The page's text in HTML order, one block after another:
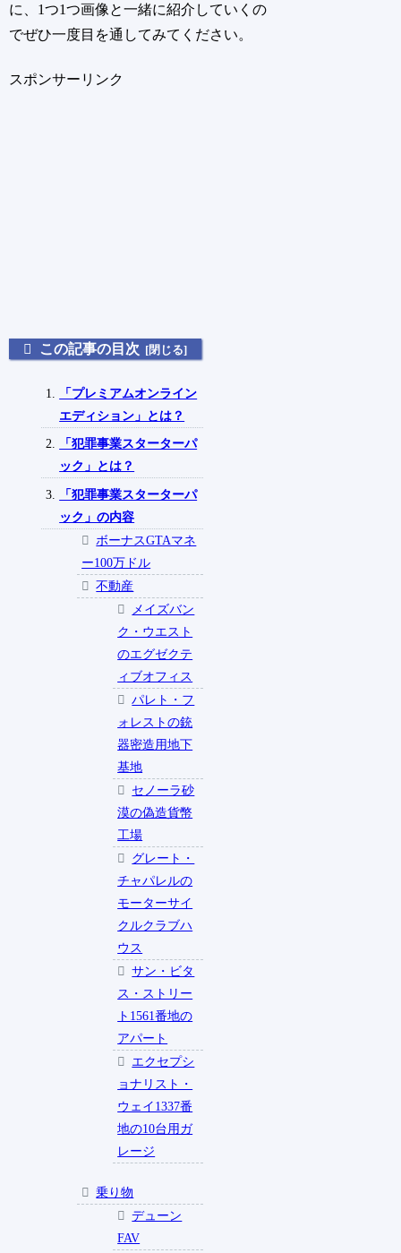
に、1つ1つ画像と一緒に紹介していくの
でぜひ一度目を通してみてください。
スポンサーリンク
この記事の目次
「プレミアムオンライン
エディション」とは？
「犯罪事業スターターパ
ック」とは？
「犯罪事業スターターパ
ック」の内容
ボーナスGTAマネ
ー100万ドル
不動産
メイズバン
ク・ウエスト
のエグゼクテ
ィブオフィス
パレト・フ
ォレストの銃
器密造用地下
基地
セノーラ砂
漠の偽造貨幣
工場
グレート・
チャパレルの
モーターサイ
クルクラブハ
ウス
サン・ビタ
ス・ストリー
ト1561番地の
アパート
エクセプシ
ョナリスト・
ウェイ1337番
地の10台用ガ
レージ
乗り物
デューン
FAV